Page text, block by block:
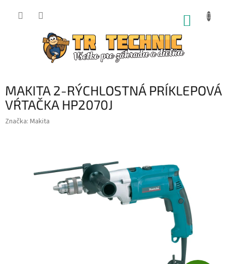
MAKITA 2-RÝCHLOSTNÁ PRÍKLEPOVÁ
VŔTAČKA HP2070J
Značka: Makita